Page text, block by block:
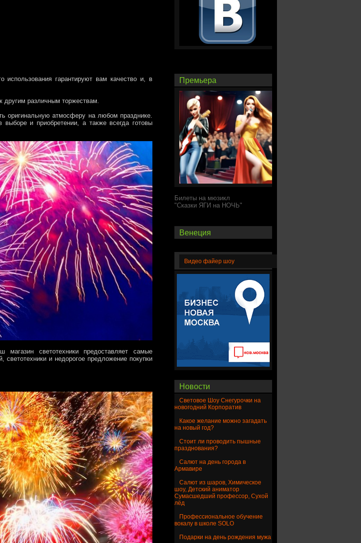
использования гарантируют вам качество и, в
другим различным торжествам.
оригинальную атмосферу на любом празднике.
и приобретении, а также всегда готовы
светотехники предоставляет самые
и недорогое предложение покупки
Премьера
Билеты на мюзикл
"Сказки ЯГИ на НОЧЬ"
Венеция
Видео файер шоу
Новости
Световое Шоу Снегурочки на
новогодний Корпоратив
Какое желание можно загадать
на новый год?
Стоит ли проводить пышные
празднования?
Салют на день города в
Армавире
Салют из шаров, Химическое
шоу, Детский аниматор
Сумасшедший профессор, Сухой
лёд
Профессиональное обучение
вокалу в школе SOLO
Подарки на день рождения мужа